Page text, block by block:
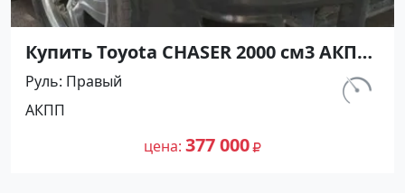
Купить Toyota CHASER 2000 см3 АКПП
(140 л.с.) Бензин инжектор в
Белозерный: цвет Серый Седан 1998
года по цене 377000 рублей,
объявление №26919 на сайте
км.
Руль Правый
АКПП
цена 377 000